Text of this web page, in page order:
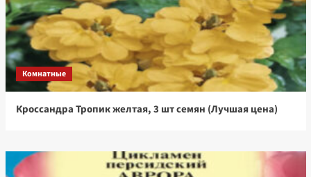
Комнатные
Кроссандра Тропик желтая, 3 шт семян (Лучшая цена)